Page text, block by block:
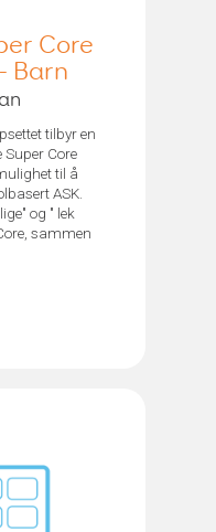
Core
Barn
tilbyr en
Core
til å
ASK.
og " lek
sammen